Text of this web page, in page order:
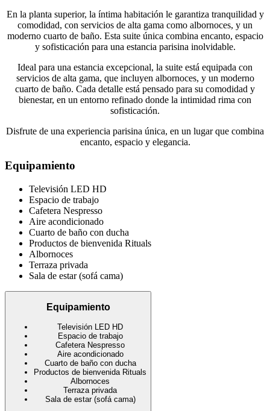
En la planta superior, la íntima habitación le garantiza tranquilidad y
comodidad, con servicios de alta gama como albornoces, y un
moderno cuarto de baño. Esta suite única combina encanto, espacio
y sofisticación para una estancia parisina inolvidable.
Ideal para una estancia excepcional, la suite está equipada con
servicios de alta gama, que incluyen albornoces, y un moderno
cuarto de baño. Cada detalle está pensado para su comodidad y
bienestar, en un entorno refinado donde la intimidad rima con
sofisticación.
Disfrute de una experiencia parisina única, en un lugar que combina
encanto, espacio y elegancia.
Equipamiento
Televisión LED HD
Espacio de trabajo
Cafetera Nespresso
Aire acondicionado
Cuarto de baño con ducha
Productos de bienvenida Rituals
Albornoces
Terraza privada
Sala de estar (sofá cama)
Equipamiento
Televisión LED HD
Espacio de trabajo
Cafetera Nespresso
Aire acondicionado
Cuarto de baño con ducha
Productos de bienvenida Rituals
Albornoces
Terraza privada
Sala de estar (sofá cama)